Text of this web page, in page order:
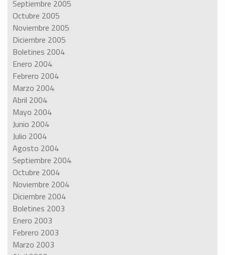
Septiembre 2005
Octubre 2005
Noviembre 2005
Diciembre 2005
Boletines 2004
Enero 2004
Febrero 2004
Marzo 2004
Abril 2004
Mayo 2004
Junio 2004
Julio 2004
Agosto 2004
Septiembre 2004
Octubre 2004
Noviembre 2004
Diciembre 2004
Boletines 2003
Enero 2003
Febrero 2003
Marzo 2003